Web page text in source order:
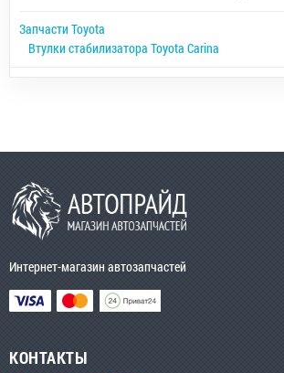
Запчасти Toyota
Втулки стабилизатора Toyota Carina
Интернет-магазин автозапчастей
КОНТАКТЫ